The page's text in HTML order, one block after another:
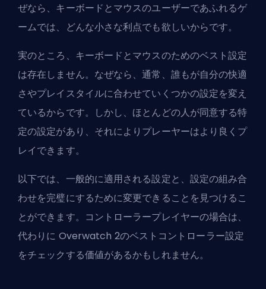
ぜなら、キーボードとマウスのユーザーであふれるゲ
ームでは、どんな小さな利点でも欲しいからです。
実のところ、キーボードとマウスのためのベスト設定
は存在しません。なぜなら、通常、誰もが自分の快適
さやプレイスタイルに合わせていくつかの設定を変え
ているからです。しかし、ほとんどの人が同意する特
定の設定があり、それによりプレーヤーはより良くプ
レイできます。
以下では、一般的に適用される設定と、設定の組み合
わせを完璧にするために変更できることを見つけるこ
とができます。コントローラープレイヤーの場合は、
代わりに Overwatch 2のベストコントローラー設定
をチェックする価値があるかもしれません。